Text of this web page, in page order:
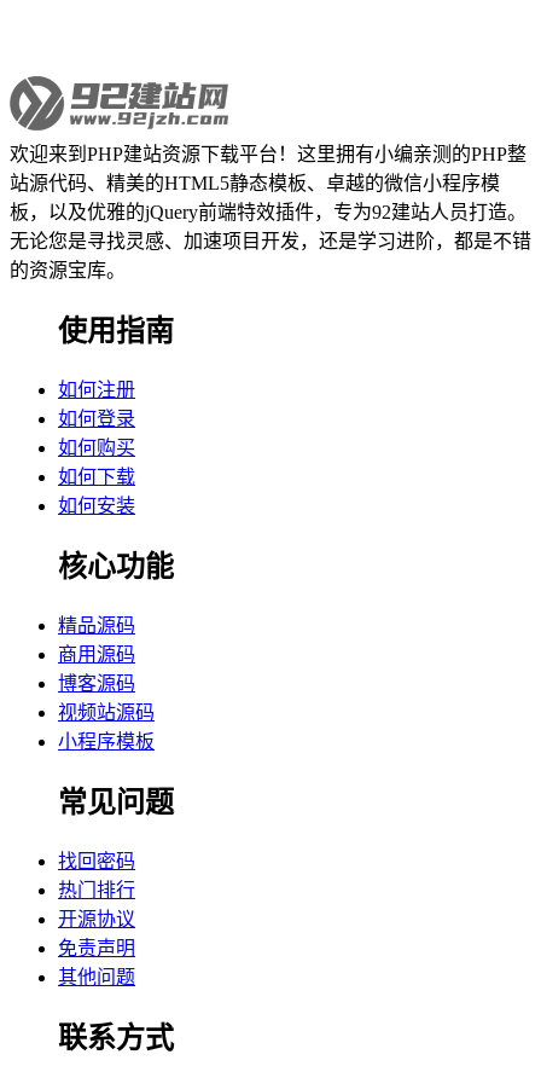
欢迎来到PHP建站资源下载平台！这里拥有小编亲测的PHP整
站源代码、精美的HTML5静态模板、卓越的微信小程序模
板，以及优雅的jQuery前端特效插件，专为92建站人员打造。
无论您是寻找灵感、加速项目开发，还是学习进阶，都是不错
的资源宝库。
使用指南
如何注册
如何登录
如何购买
如何下载
如何安装
核心功能
精品源码
商用源码
博客源码
视频站源码
小程序模板
常见问题
找回密码
热门排行
开源协议
免责声明
其他问题
联系方式